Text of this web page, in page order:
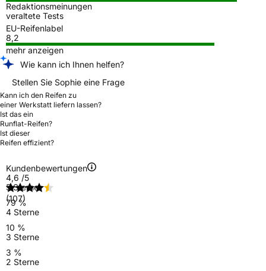
Redaktionsmeinungen
veraltete Tests
EU-Reifenlabel
8,2
mehr anzeigen
Wie kann ich Ihnen helfen?
Stellen Sie Sophie eine Frage
Kann ich den Reifen zu
einer Werkstatt liefern lassen?
Ist das ein
Runflat-Reifen?
Ist dieser
Reifen effizient?
Kundenbewertungen
4,6 /5
(107)
5 Sterne
79 %
4 Sterne
10 %
3 Sterne
3 %
2 Sterne